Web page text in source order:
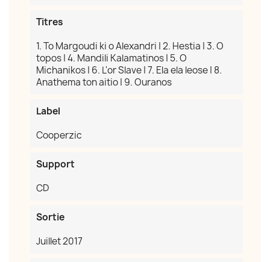
Titres
1. To Margoudi ki o Alexandri | 2. Hestia | 3. O
topos | 4. Mandili Kalamatinos | 5. O
Michanikos | 6. L'or Slave | 7. Ela ela leose | 8.
Anathema ton aitio | 9. Ouranos
Label
Cooperzic
Support
CD
Sortie
Juillet 2017